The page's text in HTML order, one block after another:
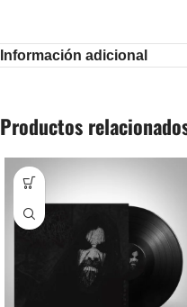
Información adicional
Productos